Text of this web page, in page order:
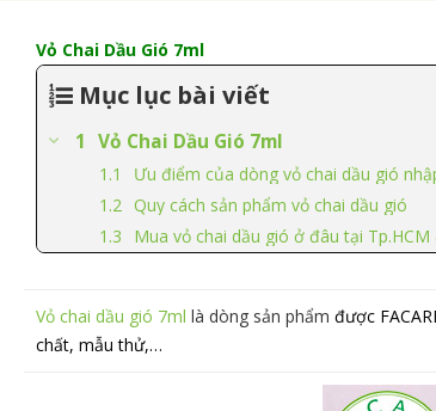
Vỏ Chai Dầu Gió 7ml
Mục lục bài viết
Vỏ Chai Dầu Gió 7ml
Ưu điểm của dòng vỏ chai dầu gió
Quy cách sản phẩm vỏ chai dầu gió
Mua vỏ chai dầu gió ở đâu tại Tp.HCM
Vỏ chai dầu gió 7ml là dòng sản phẩm được
chất, mẫu thử,…